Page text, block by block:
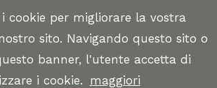
cookie per migliorare la vostra
sito. Navigando questo sito o
banner, l'utente accetta di
i cookie. maggiori